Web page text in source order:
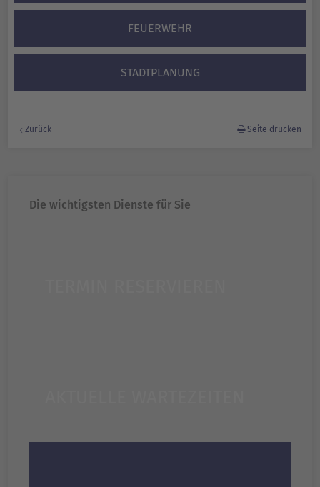
FEUERWEHR
STADTPLANUNG
Zurück Seite drucken
Die wichtigsten Dienste für Sie